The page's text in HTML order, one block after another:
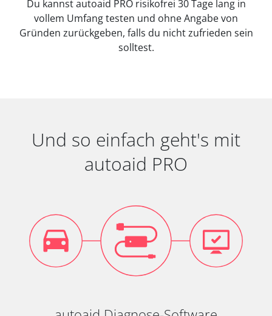
Du kannst autoaid PRO risikofrei 30 Tage lang in
vollem Umfang testen und ohne Angabe von
Gründen zurückgeben, falls du nicht zufrieden sein
solltest.
Und so einfach geht's mit
autoaid PRO